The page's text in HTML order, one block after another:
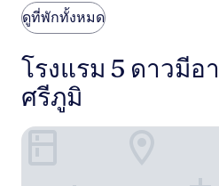
ดูที่พักทั้งหมด
โรงแรม 5 ดาวมีอ
ศรีภูมิ
โรงแรม ชาลา นัมเบอร์ ซิก